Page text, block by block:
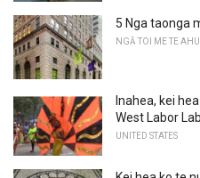
5 Nga taonga
NGĀ TOI ME TE
Inahea, kei
West Labor
UNITED STATES